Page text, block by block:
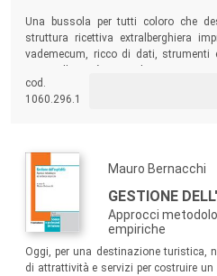
Una bussola per tutti coloro che
struttura ricettiva extralberghiera
vademecum, ricco di dati,
cod.
1060.296.1
Mauro Bernacchi
GESTIONE
Approcci
empiriche
Oggi, per una destinazione turistica,
di attrattività e servizi per costruire